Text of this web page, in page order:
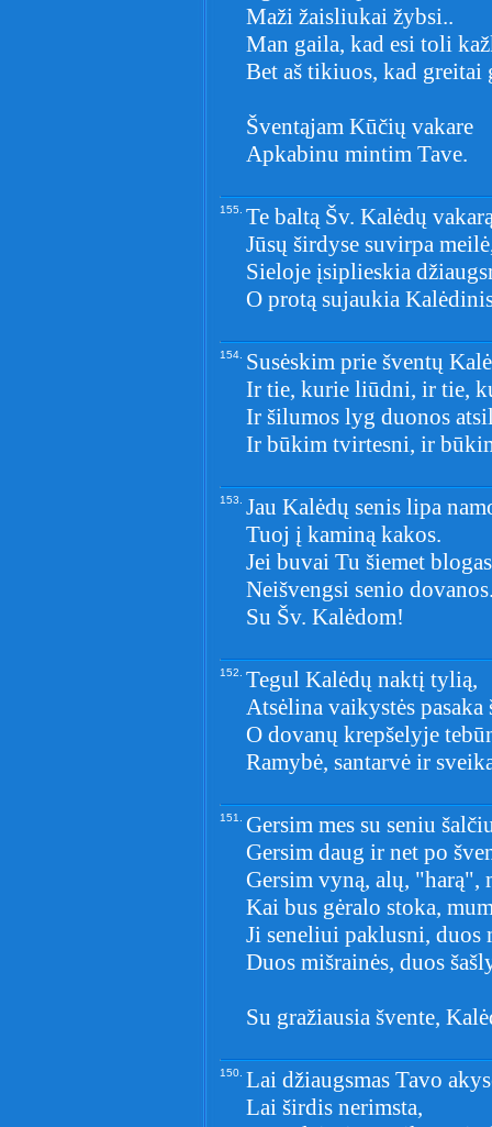
Maži žaisliukai žybsi..
Man gaila, kad esi toli
Bet aš tikiuos, kad greitai
Šventąjam Kūčių vakare
Apkabinu mintim Tave.
155. Te baltą Šv. Kalėdų
Jūsų širdyse suvirpa
Sieloje įsiplieskia
O protą sujaukia
154. Susėskim prie šventų
Ir tie, kurie liūdni, ir tie,
Ir šilumos lyg duonos
Ir būkim tvirtesni, ir
153. Jau Kalėdų senis lipa
Tuoj į kaminą kakos.
Jei buvai Tu šiemet
Neišvengsi senio
Su Šv. Kalėdom!
152. Tegul Kalėdų naktį tylią,
Atsėlina vaikystės pasaka
O dovanų krepšelyje
Ramybė, santarvė ir
151. Gersim mes su seniu
Gersim daug ir net po
Gersim vyną, alų, "harą",
Kai bus gėralo stoka,
Ji seneliui paklusni, duos
Duos mišrainės, duos
Su gražiausia švente,
150. Lai džiaugsmas Tavo
Lai širdis nerimsta,